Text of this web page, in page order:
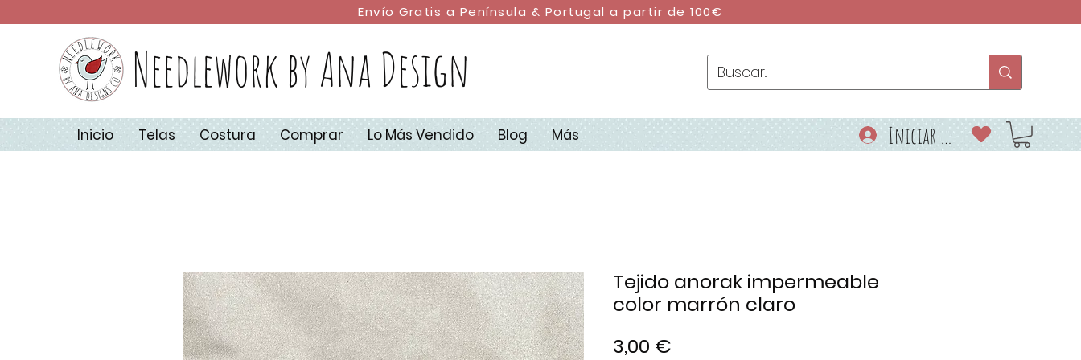
Envío Gratis a Península & Portugal a partir de 100€
Needlework by Ana Design
Inicio Telas Costura Comprar Lo Más Vendido Blog Más Iniciar sesión
Tejido anorak impermeable
color marrón claro
3,00 €